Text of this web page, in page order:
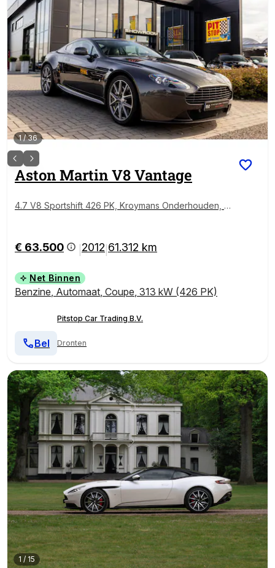
1/36
Aston MartinV8 Vantage
4.7 V8 Sportshift 426 PK, Kroymans Onderhouden, T
€ 63.500 2012 61.312 km
Net Binnen
Benzine, Automaat, Coupe, 313 kW (426 PK)
Pitstop Car Trading B.V.
Dronten
Bel
1 / 15